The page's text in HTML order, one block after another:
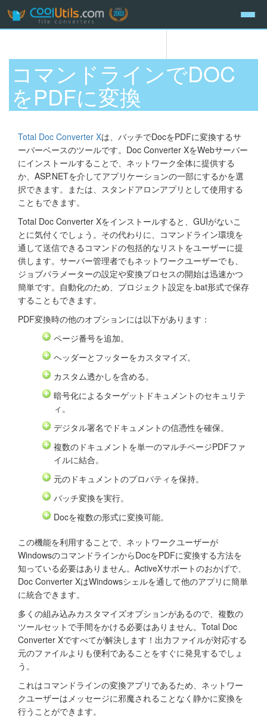
コマンドラインでDOC
をPDFに変換
Total Doc Converter Xは、バッチでDocをPDFに変換するサ
ーバーベースのツールです。Doc Converter XをWebサーバー
にインストールすることで、ネットワーク全体に提供する
か、ASP.NETを介してアプリケーションの一部にするかを選
択できます。または、スタンドアロンアプリとして使用する
こともできます。
Total Doc Converter Xをインストールすると、GUIがないこ
とに気付くでしょう。その代わりに、コマンドライン環境を
通して送信できるコマンドの包括的なリストをユーザーに提
供します。サーバー管理者でもネットワークユーザーでも、
ジョブパラメーターの設定や変換プロセスの開始は迅速かつ
簡単です。自動化のため、プロジェクト設定を.bat形式で保存
することもできます。
PDF変換時の他のオプションには以下があります：
ページ番号を追加。
ヘッダーとフッターをカスタマイズ。
カスタム透かしを含める。
暗号化によるターゲットドキュメントのセキュリテ
ィ。
デジタル署名でドキュメントの信憑性を確保。
複数のドキュメントを単一のマルチページPDFファ
イルに結合。
元のドキュメントのプロパティを保持。
バッチ変換を実行。
Docを複数の形式に変換可能。
この機能を利用することで、ネットワークユーザーが
WindowsのコマンドラインからDocをPDFに変換する方法を
知っている必要はありません。ActiveXサポートのおかげで、
Doc Converter XはWindowsシェルを通して他のアプリに簡単
に統合できます。
多くの組み込みカスタマイズオプションがあるので、複数の
ツールセットで手間をかける必要はありません。Total Doc
Converter Xですべてが解決します！出力ファイルが対応する
元のファイルよりも便利であることをすぐに発見するでしょ
う。
これはコマンドラインの変換アプリであるため、ネットワー
クユーザーはメッセージに邪魔されることなく静かに変換を
行うことができます。